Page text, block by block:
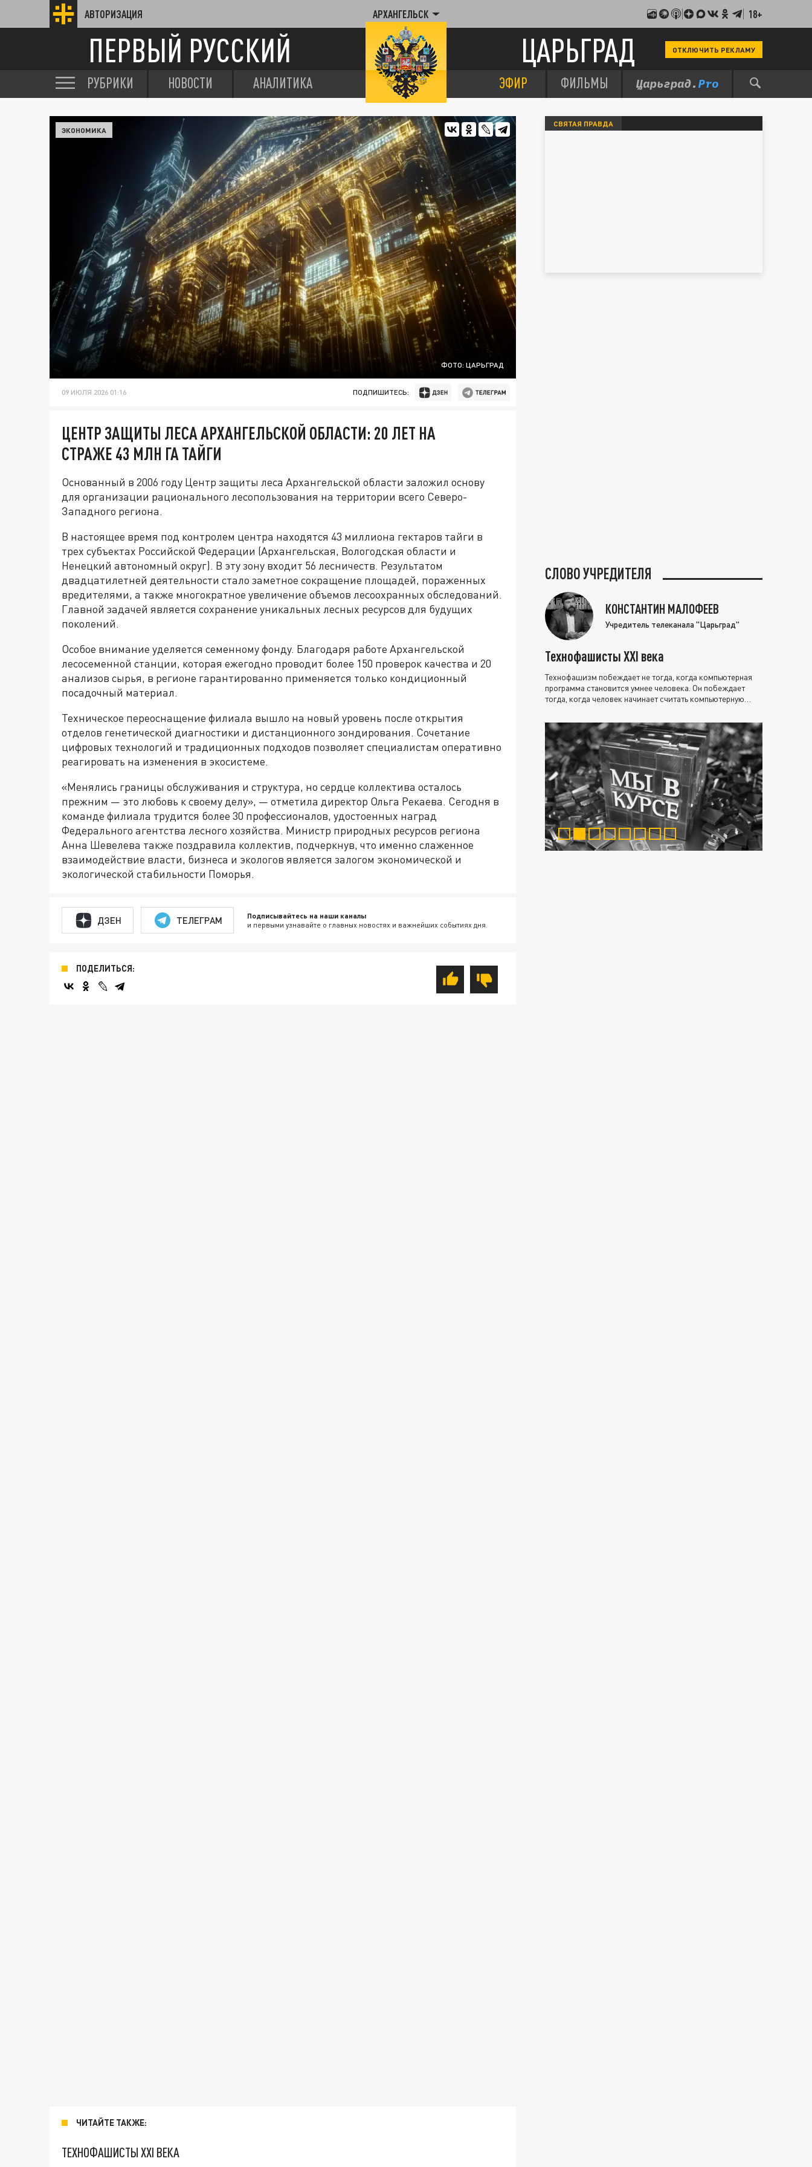
АВТОРИЗАЦИЯ АРХАНГЕЛЬСК 18+
ПЕРВЫЙ РУССКИЙ ЦАРЬГРАД ОТКЛЮЧИТЬ РЕКЛАМУ
РУБРИКИ НОВОСТИ АНАЛИТИКА ЭФИР ФИЛЬМЫ
ФОТО: ЦАРЬГРАД
ЭКОНОМИКА
09 ИЮЛЯ 2026 01:16 ПОДПИШИТЕСЬ:
ЦЕНТР ЗАЩИТЫ ЛЕСА АРХАНГЕЛЬСКОЙ ОБЛАСТИ: 20 ЛЕТ НА
СТРАЖЕ 43 МЛН ГА ТАЙГИ
Основанный в 2006 году Центр защиты леса Архангельской области заложил основу
для организации рационального лесопользования на территории всего Северо-
Западного региона.
В настоящее время под контролем центра находятся 43 миллиона гектаров тайги в
трех субъектах Российской Федерации (Архангельская, Вологодская области и
Ненецкий автономный округ). В эту зону входит 56 лесничеств. Результатом
двадцатилетней деятельности стало заметное сокращение площадей, пораженных
вредителями, а также многократное увеличение объемов лесоохранных обследований.
Главной задачей является сохранение уникальных лесных ресурсов для будущих
поколений.
Особое внимание уделяется семенному фонду. Благодаря работе Архангельской
лесосеменной станции, которая ежегодно проводит более 150 проверок качества и 20
анализов сырья, в регионе гарантированно применяется только кондиционный
посадочный материал.
Техническое переоснащение филиала вышло на новый уровень после открытия
отделов генетической диагностики и дистанционного зондирования. Сочетание
цифровых технологий и традиционных подходов позволяет специалистам оперативно
реагировать на изменения в экосистеме.
«Менялись границы обслуживания и структура, но сердце коллектива осталось
прежним — это любовь к своему делу», — отметила директор Ольга Рекаева. Сегодня в
команде филиала трудится более 30 профессионалов, удостоенных наград
Федерального агентства лесного хозяйства. Министр природных ресурсов региона
Анна Шевелева также поздравила коллектив, подчеркнув, что именно слаженное
взаимодействие власти, бизнеса и экологов является залогом экономической и
экологической стабильности Поморья.
ДЗЕН ТЕЛЕГРАМ Подписывайтесь на наши каналы
и первыми узнавайте о главных новостях и важнейших событиях дня.
ПОДЕЛИТЬСЯ:
ЧИТАЙТЕ ТАКЖЕ:
ТЕХНОФАШИСТЫ XXI ВЕКА
СВЯТАЯ ПРАВДА
СЛОВО УЧРЕДИТЕЛЯ
КОНСТАНТИН МАЛОФЕЕВ
Учредитель телеканала "Царьград"
Технофашисты XXI века
Технофашизм побеждает не тогда, когда компьютерная
программа становится умнее человека. Он побеждает
тогда, когда человек начинает считать компьютерную